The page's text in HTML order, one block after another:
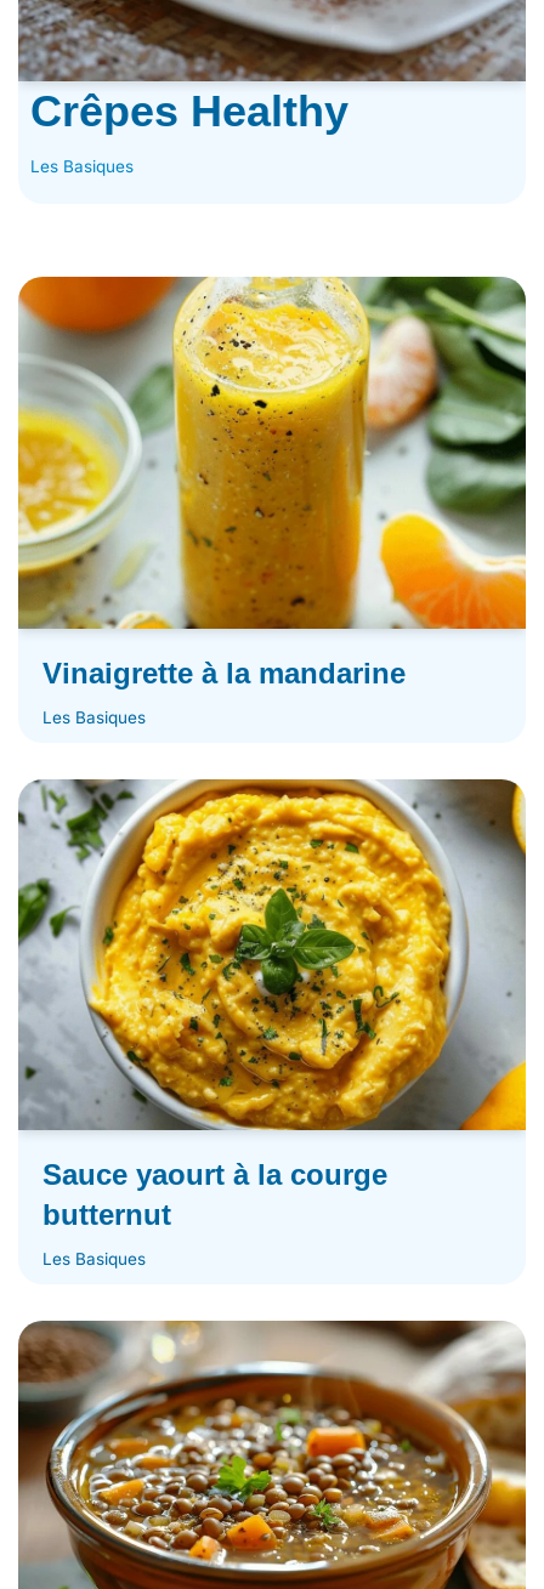
Crêpes Healthy
Les Basiques
Vinaigrette à la mandarine
Les Basiques
Sauce yaourt à la courge
butternut
Les Basiques